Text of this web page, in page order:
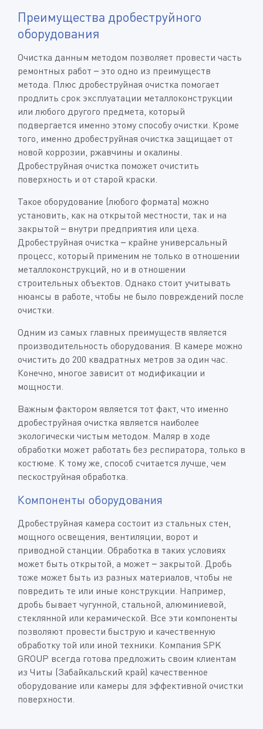
Преимущества дробеструйного
оборудования
Очистка данным методом позволяет провести часть
ремонтных работ – это одно из преимуществ
метода. Плюс дробеструйная очистка помогает
продлить срок эксплуатации металлоконструкции
или любого другого предмета, который
подвергается именно этому способу очистки. Кроме
того, именно дробеструйная очистка защищает от
новой коррозии, ржавчины и окалины.
Дробеструйная очистка поможет очистить
поверхность и от старой краски.
Такое оборудование (любого формата) можно
установить, как на открытой местности, так и на
закрытой – внутри предприятия или цеха.
Дробеструйная очистка – крайне универсальный
процесс, который применим не только в отношении
металлоконструкций, но и в отношении
строительных объектов. Однако стоит учитывать
нюансы в работе, чтобы не было повреждений после
очистки.
Одним из самых главных преимуществ является
производительность оборудования. В камере можно
очистить до 200 квадратных метров за один час.
Конечно, многое зависит от модификации и
мощности.
Важным фактором является тот факт, что именно
дробеструйная очистка является наиболее
экологически чистым методом. Маляр в ходе
обработки может работать без респиратора, только в
костюме. К тому же, способ считается лучше, чем
пескоструйная обработка.
Компоненты оборудования
Дробеструйная камера состоит из стальных стен,
мощного освещения, вентиляции, ворот и
приводной станции. Обработка в таких условиях
может быть открытой, а может – закрытой. Дробь
тоже может быть из разных материалов, чтобы не
повредить те или иные конструкции. Например,
дробь бывает чугунной, стальной, алюминиевой,
стеклянной или керамической. Все эти компоненты
позволяют провести быструю и качественную
обработку той или иной техники. Компания SPK
GROUP всегда готова предложить своим клиентам
из Читы (Забайкальский край) качественное
оборудование или камеры для эффективной очистки
поверхности.